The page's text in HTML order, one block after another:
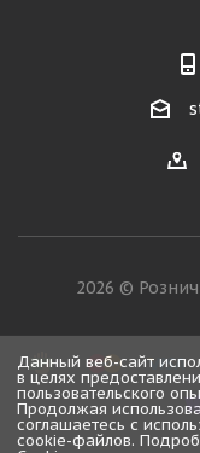
2026 ©
Данный веб-сайт
в целях
пользовательского
Продолжая
соглашаетесь с
cookie-файлов.